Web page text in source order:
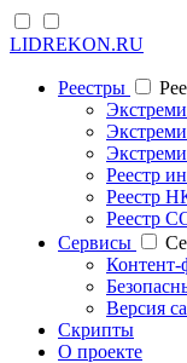
LIDREKON.RU
Реестры
Реестр
Реестр
Реестр
Cервисы
Контент-
Версия
Скрипты
О проекте